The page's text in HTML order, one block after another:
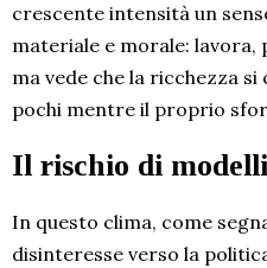
crescente intensità un
materiale e morale: lavora,
ma vede che la ricchezza
pochi mentre il proprio
Il rischio di
In questo clima, come
disinteresse verso la